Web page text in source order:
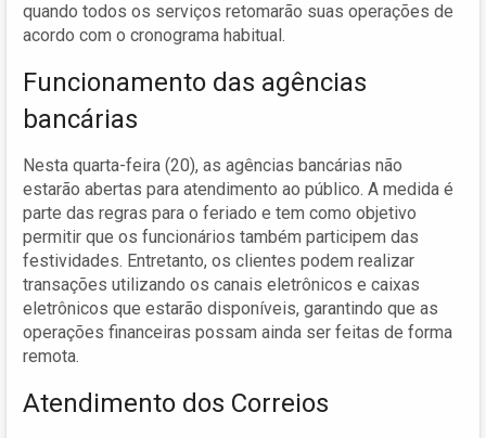
quando todos os serviços retomarão suas operações de
acordo com o cronograma habitual.
Funcionamento das agências
bancárias
Nesta quarta-feira (20), as agências bancárias não
estarão abertas para atendimento ao público. A medida é
parte das regras para o feriado e tem como objetivo
permitir que os funcionários também participem das
festividades. Entretanto, os clientes podem realizar
transações utilizando os canais eletrônicos e caixas
eletrônicos que estarão disponíveis, garantindo que as
operações financeiras possam ainda ser feitas de forma
remota.
Atendimento dos Correios